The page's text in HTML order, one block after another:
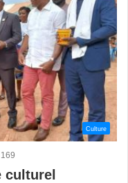
Culture
169
culturel